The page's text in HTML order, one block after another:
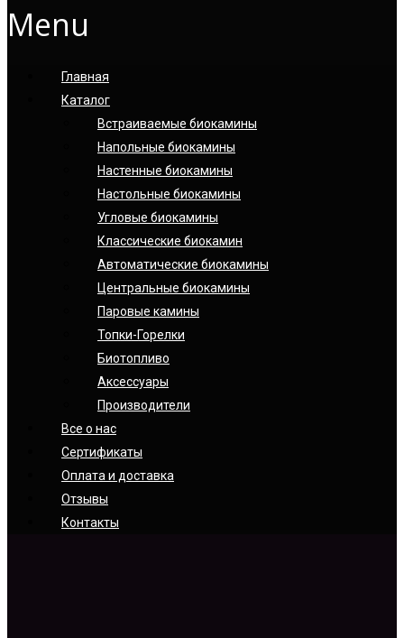
Menu
Главная
Каталог
Встраиваемые биокамины
Напольные биокамины
Настенные биокамины
Настoльные биокамины
Угловые биокамины
Классические биокамин
Автоматические биокамины
Центральные биокамины
Паровые камины
Топки-Горелки
Биотопливо
Аксессуары
Производители
Все о нас
Сертификаты
Оплата и доставка
Отзывы
Контакты